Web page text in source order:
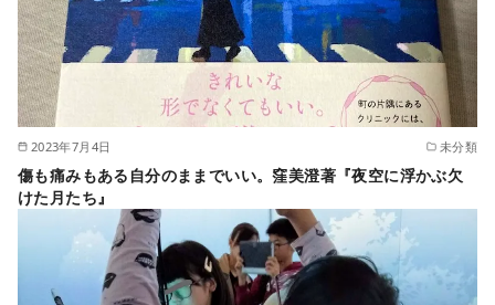
2023年7月4日 未分類
傷も痛みもある自分のままでいい。窪美澄著『夜空に浮かぶ欠
けた月たち』